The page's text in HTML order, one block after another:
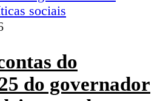
do
do governador